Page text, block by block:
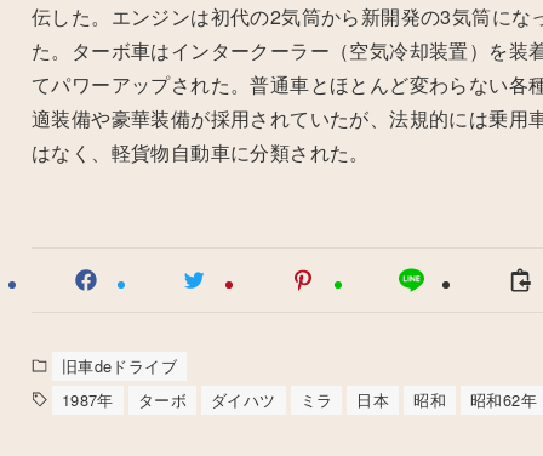
伝した。エンジンは初代の2気筒から新開発の3気筒にな
た。ターボ車はインタークーラー（空気冷却装置）を装
てパワーアップされた。普通車とほとんど変わらない各
適装備や豪華装備が採用されていたが、法規的には乗用
はなく、軽貨物自動車に分類された。
旧車deドライブ
1987年
ターボ ダイハツ ミラ 日本 昭和 昭和62年